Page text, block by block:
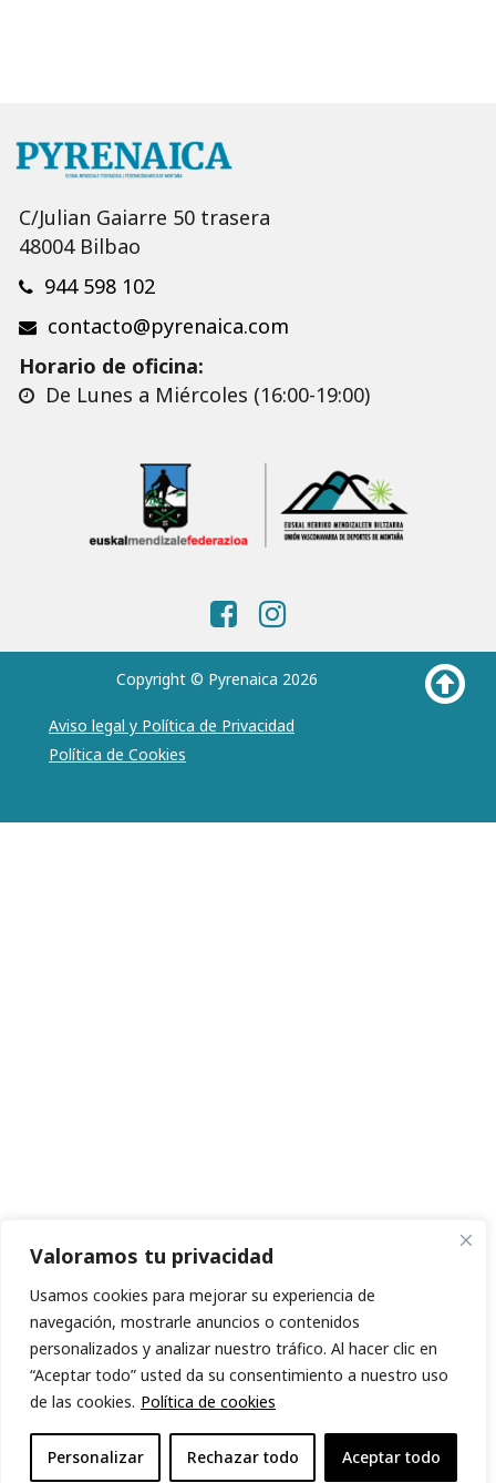
Valoramos tu privacidad
Usamos cookies para mejorar su experiencia de
navegación, mostrarle anuncios o contenidos
personalizados y analizar nuestro tráfico. Al hacer clic en
“Aceptar todo” usted da su consentimiento a nuestro uso
de las cookies. Política de cookies
Personalizar Rechazar todo Aceptar todo
C/Julian Gaiarre 50 trasera
48004 Bilbao
944 598 102
contacto@pyrenaica.com
Horario de oficina:
De Lunes a Miércoles (16:00-19:00)
Copyright © Pyrenaica 2026
Aviso legal y Política de Privacidad
Política de Cookies